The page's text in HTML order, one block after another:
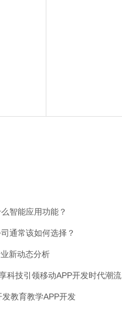
智能应用功能？
通常该如何选择？
新动态分析
科技引领移动APP开发时代潮流
教育教学APP开发